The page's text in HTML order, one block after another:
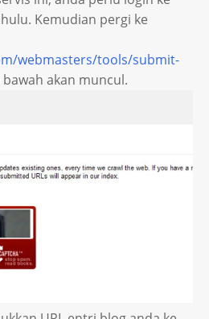
Kemudian pergi ke
webmasters/tools/submit-
akan muncul.